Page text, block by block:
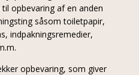
opbevaring af en anden
såsom toiletpapir,
indpakningsremedier,
opbevaring, som giver